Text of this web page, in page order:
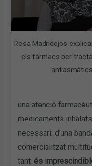
Rosa Madridejos
els fàrmacs per
antiasmàtics
una atenció
medicaments
necessari: d’una
comercialitzat
tant, és